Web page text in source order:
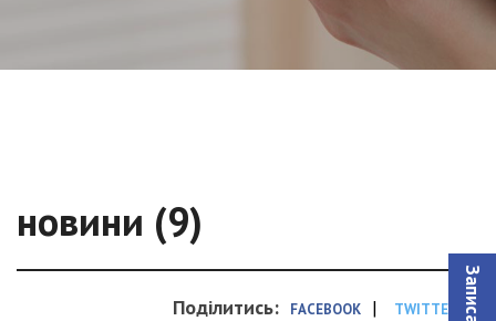
новини (9)
Поділитись: FACEBOOK | TWITTER